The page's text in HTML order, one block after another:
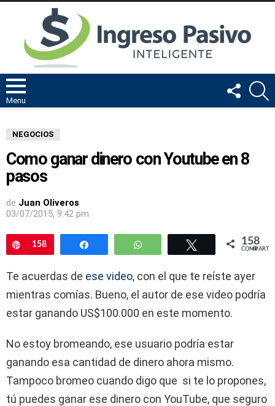
Menu
FOLLOW
US
NEGOCIOS
Como ganar dinero con Youtube en 8
pasos
de Juan Oliveros
03/07/2015, 9:42 pm
Pin
158 Compartir WhatsApp Twittear 158
COMPARTIR
Te acuerdas de ese video, con el que te reíste ayer
mientras comías. Bueno, el autor de ese video podría
estar ganando US$100.000 en este momento.
No estoy bromeando, ese usuario podría estar
ganando esa cantidad de dinero ahora mismo.
Tampoco bromeo cuando digo que si te lo propones,
tú puedes ganar ese dinero con YouTube, que seguro